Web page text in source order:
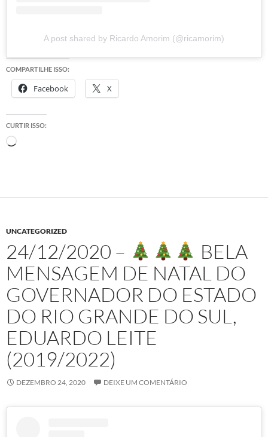
A post shared by Ricardo Amorim (@ricamorim)
COMPARTILHE ISSO:
Facebook X
CURTIR ISSO:
Carregando...
UNCATEGORIZED
24/12/2020 –
BELA
MENSAGEM DE NATAL DO
GOVERNADOR DO ESTADO
DO RIO GRANDE DO SUL,
EDUARDO LEITE
(2019/2022)
DEZEMBRO 24, 2020 DEIXE UM COMENTÁRIO